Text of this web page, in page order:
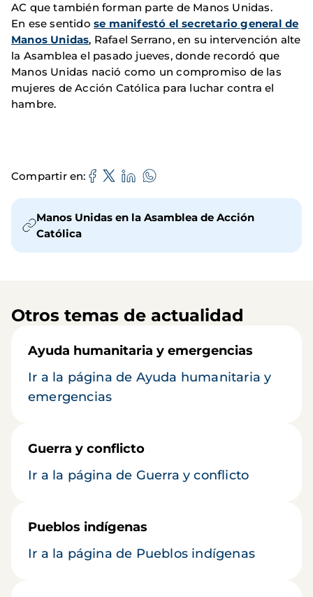
AC que también forman parte de Manos Unidas.
En ese sentido se manifestó el secretario general de
Manos Unidas, Rafael Serrano, en su intervención alte
la Asamblea el pasado jueves, donde recordó que
Manos Unidas nació como un compromiso de las
mujeres de Acción Católica para luchar contra el
hambre.
Compartir en
Manos Unidas en la Asamblea de Acción
Católica
Otros temas de actualidad
Ayuda humanitaria y emergencias
Ir a la página de Ayuda humanitaria y
emergencias
Guerra y conflicto
Ir a la página de Guerra y conflicto
Pueblos indígenas
Ir a la página de Pueblos indígenas